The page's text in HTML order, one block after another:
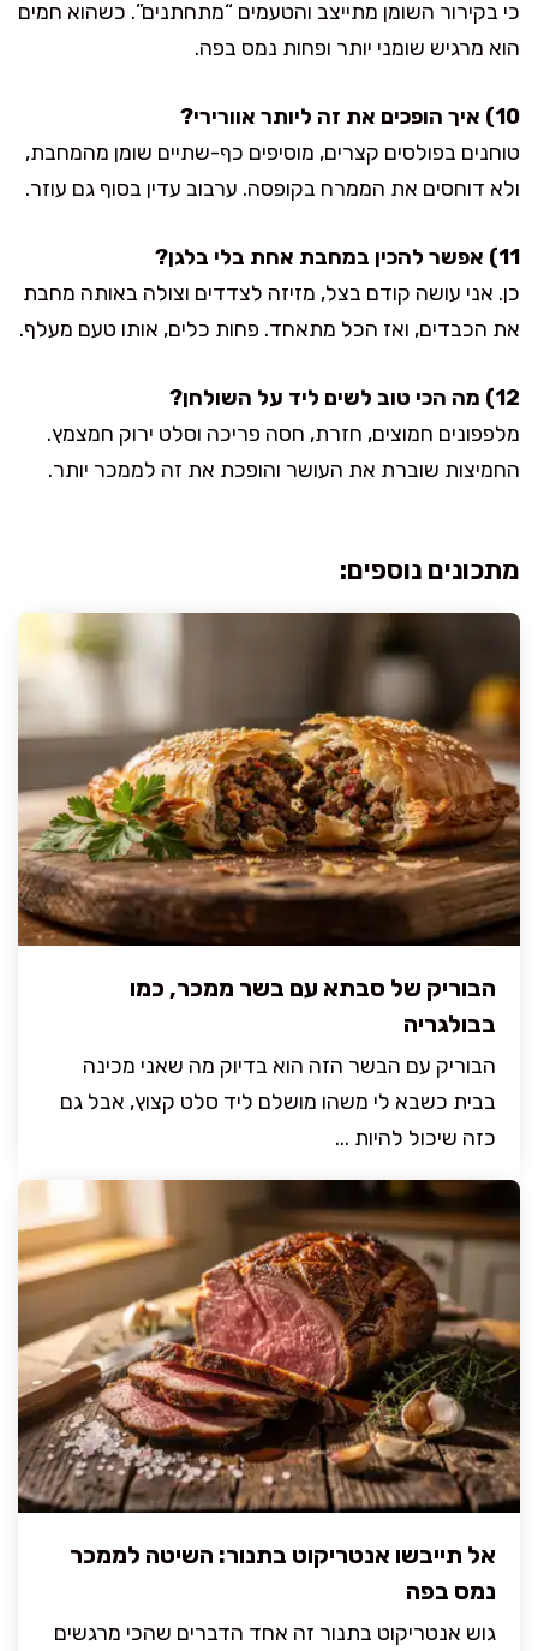
כי בקירור השומן מתייצב והטעמים “מתחתנים”. כשהוא חמים
הוא מרגיש שומני יותר ופחות נמס בפה.
10) איך הופכים את זה ליותר אוורירי?
טוחנים בפולסים קצרים, מוסיפים כף-שתיים שומן מהמחבת,
ולא דוחסים את הממרח בקופסה. ערבוב עדין בסוף גם עוזר.
11) אפשר להכין במחבת אחת בלי בלגן?
כן. אני עושה קודם בצל, מזיזה לצדדים וצולה באותה מחבת
את הכבדים, ואז הכל מתאחד. פחות כלים, אותו טעם מעלף.
12) מה הכי טוב לשים ליד על השולחן?
מלפפונים חמוצים, חזרת, חסה פריכה וסלט ירוק חמצמץ.
החמיצות שוברת את העושר והופכת את זה לממכר יותר.
מתכונים נוספים:
הבוריק של סבתא עם בשר ממכר, כמו
בבולגריה
הבוריק עם הבשר הזה הוא בדיוק מה שאני מכינה
בבית כשבא לי משהו מושלם ליד סלט קצוץ, אבל גם
כזה שיכול להיות ...
אל תייבשו אנטריקוט בתנור: השיטה לממכר
נמס בפה
גוש אנטריקוט בתנור זה אחד הדברים שהכי מרגשים